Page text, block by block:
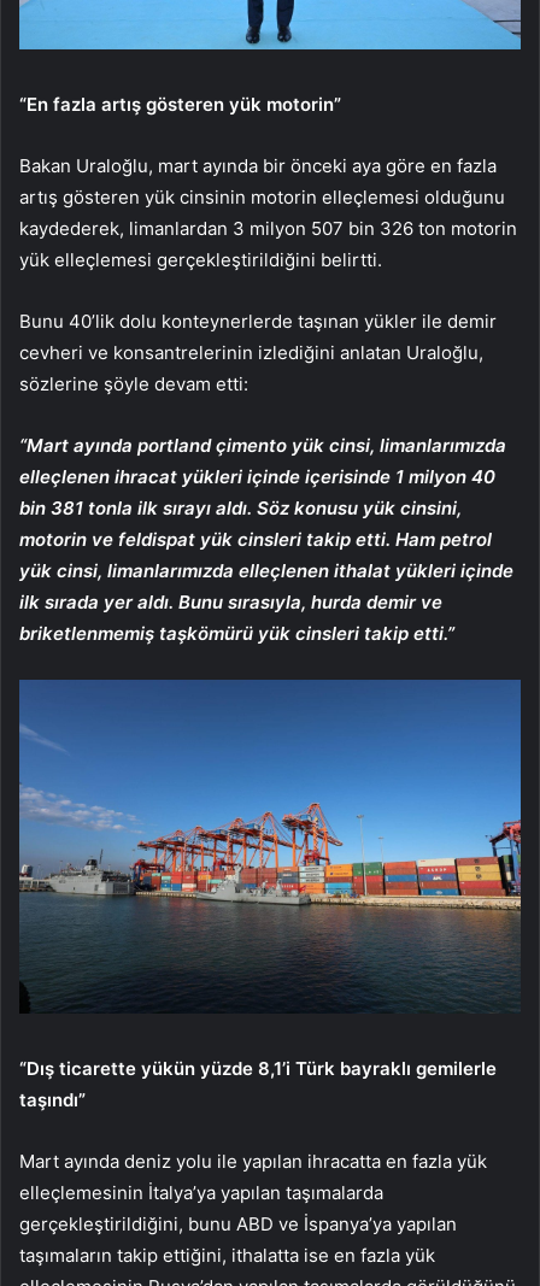
“En fazla artış gösteren yük motorin”
Bakan Uraloğlu, mart ayında bir önceki aya göre en fazla
artış gösteren yük cinsinin motorin elleçlemesi olduğunu
kaydederek, limanlardan 3 milyon 507 bin 326 ton motorin
yük elleçlemesi gerçekleştirildiğini belirtti.
Bunu 40’lik dolu konteynerlerde taşınan yükler ile demir
cevheri ve konsantrelerinin izlediğini anlatan Uraloğlu,
sözlerine şöyle devam etti:
“Mart ayında portland çimento yük cinsi, limanlarımızda
elleçlenen ihracat yükleri içinde içerisinde 1 milyon 40
bin 381 tonla ilk sırayı aldı. Söz konusu yük cinsini,
motorin ve feldispat yük cinsleri takip etti. Ham petrol
yük cinsi, limanlarımızda elleçlenen ithalat yükleri içinde
ilk sırada yer aldı. Bunu sırasıyla, hurda demir ve
briketlenmemiş taşkömürü yük cinsleri takip etti.”
“Dış ticarette yükün yüzde 8,1’i Türk bayraklı gemilerle
taşındı”
Mart ayında deniz yolu ile yapılan ihracatta en fazla yük
elleçlemesinin İtalya’ya yapılan taşımalarda
gerçekleştirildiğini, bunu ABD ve İspanya’ya yapılan
taşımaların takip ettiğini, ithalatta ise en fazla yük